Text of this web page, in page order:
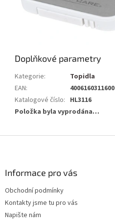
Doplňkové parametry
Kategorie:
Topidla
EAN:
4006160311600
Katalogové číslo: HL3116
Položka byla vyprodána…
Informace pro vás
Obchodní podmínky
Kontakty jsme tu pro vás
Napište nám